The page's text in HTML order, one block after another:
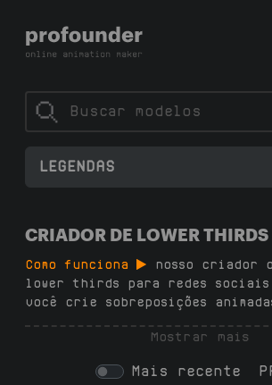
LEGENDAS
CRIADOR DE LOWER
Como funciona
nosso criador
lower thirds para redes sociais
você crie sobreposições
sem assinaturas, sem
sem marcas d'água. Escolha um
nosso gerador, personalize
Mostrar mais
Mais recente